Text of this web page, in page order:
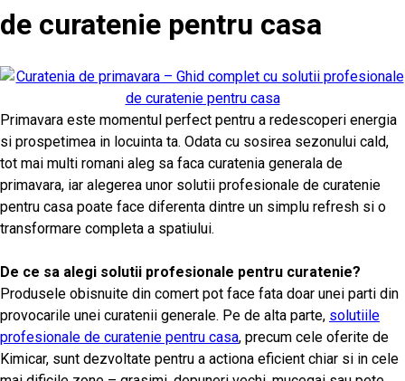
de curatenie pentru casa
Primavara este momentul perfect pentru a redescoperi energia
si prospetimea in locuinta ta. Odata cu sosirea sezonului cald,
tot mai multi romani aleg sa faca curatenia generala de
primavara, iar alegerea unor solutii profesionale de curatenie
pentru casa poate face diferenta dintre un simplu refresh si o
transformare completa a spatiului.
De ce sa alegi solutii profesionale pentru curatenie?
Produsele obisnuite din comert pot face fata doar unei parti din
provocarile unei curatenii generale. Pe de alta parte, solutiile
profesionale de curatenie pentru casa, precum cele oferite de
Kimicar, sunt dezvoltate pentru a actiona eficient chiar si in cele